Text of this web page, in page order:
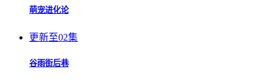
萌宠进化论
更新至02集
谷雨街后巷